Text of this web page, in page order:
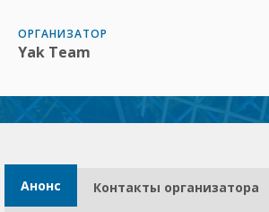
ОРГАНИЗАТОР
Yak Team
Анонс Контакты организатора​